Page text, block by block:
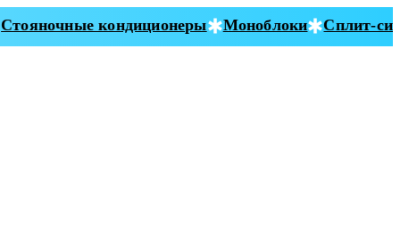
кондиционеры Моноблоки Сплит-